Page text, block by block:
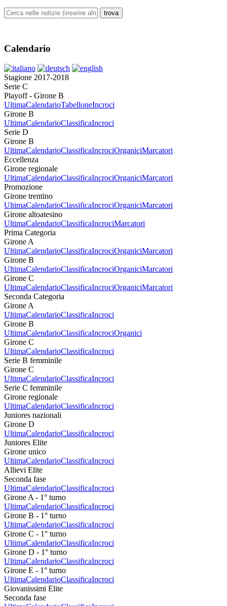
Calendario
Stagione 2017-2018
Serie C
Playoff - Girone B
UltimaCalendarioTabelloneIncroci
Girone B
UltimaCalendarioClassificaIncroci
Serie D
Girone B
UltimaCalendarioClassificaIncrociOrganiciMarcatori
Eccellenza
Girone regionale
UltimaCalendarioClassificaIncrociOrganiciMarcatori
Promozione
Girone trentino
UltimaCalendarioClassificaIncrociOrganiciMarcatori
Girone altoatesino
UltimaCalendarioClassificaIncrociMarcatori
Prima Categoria
Girone A
UltimaCalendarioClassificaIncrociOrganiciMarcatori
Girone B
UltimaCalendarioClassificaIncrociOrganiciMarcatori
Girone C
UltimaCalendarioClassificaIncrociOrganiciMarcatori
Seconda Categoria
Girone A
UltimaCalendarioClassificaIncroci
Girone B
UltimaCalendarioClassificaIncrociOrganici
Girone C
UltimaCalendarioClassificaIncroci
Serie B femminile
Girone C
UltimaCalendarioClassificaIncroci
Serie C femminile
Girone regionale
UltimaCalendarioClassificaIncroci
Juniores nazionali
Girone D
UltimaCalendarioClassificaIncroci
Juniores Elite
Girone unico
UltimaCalendarioClassificaIncroci
Allievi Elite
Seconda fase
UltimaCalendarioClassificaIncroci
Girone A - 1° turno
UltimaCalendarioClassificaIncroci
Girone B - 1° turno
UltimaCalendarioClassificaIncroci
Girone C - 1° turno
UltimaCalendarioClassificaIncroci
Girone D - 1° turno
UltimaCalendarioClassificaIncroci
Girone E - 1° turno
UltimaCalendarioClassificaIncroci
Giovanissimi Elite
Seconda fase